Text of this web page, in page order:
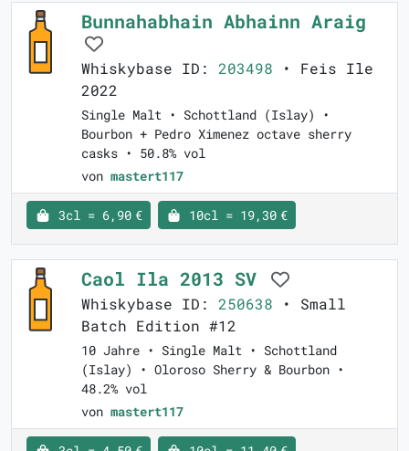
Bunnahabhain Abhainn Araig
Whiskybase ID: 203498 • Feis Ile
2022
Single Malt • Schottland (Islay) •
Bourbon + Pedro Ximenez octave sherry
casks • 50.8% vol
von mastert117
3cl = 6,90 € 10cl = 19,30 €
Caol Ila 2013 SV
Whiskybase ID: 250638 • Small
Batch Edition #12
10 Jahre • Single Malt • Schottland
(Islay) • Oloroso Sherry & Bourbon •
48.2% vol
von mastert117